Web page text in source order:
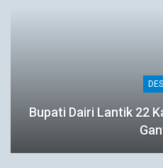
Bupati Dairi Lantik 22